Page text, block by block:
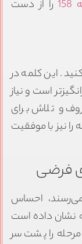
را از دست
این کلمه در
است و نیاز
و تلاش برای
را نیز با موفقیت
فرضی
از کاربران وقتی به مرحله ۲۳۹ می‌رسند، احساس
نشان داده است
را پشت سر